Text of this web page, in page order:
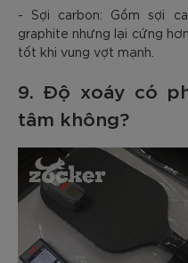
- Sợi carbon: Gồm sợi
graphite nhưng lại cứng
tốt khi vung vợt mạnh.
9. Độ xoáy có
tâm không?